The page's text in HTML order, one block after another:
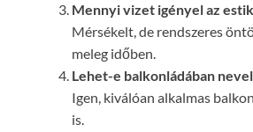
Mennyi vizet igényel az
Mérsékelt, de rendszeres
meleg időben.
Lehet-e balkonládában
Igen, kiválóan alkalmas
is.